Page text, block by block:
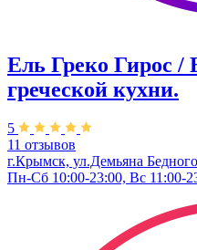
Ель Греко Гирос /
греческой кухни.
5
11 отзывов
г.Крымск, ул.Демьяна
Пн-Сб 10:00-23:00, Вс 11:00-